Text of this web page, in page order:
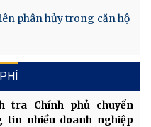
phân hủy trong căn hộ
tra Chính phủ chuyển
tin nhiều doanh nghiệp